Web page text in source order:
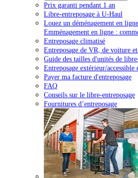
Prix garanti pendant 1 an
Libre-entreposage à U-Haul
Louez un déménagement en
Emménagement en ligne :
Entreposage climatisé
Entreposage de VR, de voiture et
Guide des tailles d'unités de
Entreposage extérieur/accessible
Payer ma facture d'entreposage
FAQ
Conseils sur le libre-entreposage
Fournitures d’entreposage